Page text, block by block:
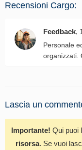
Recensioni Cargo:
Feedback,
Personale
organizzati.
Lascia un
Importante! Qui puoi
risorsa. Se vuoi